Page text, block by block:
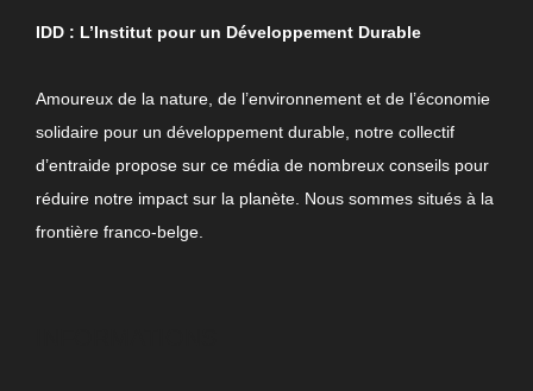
IDD : L’Institut pour un Développement Durable
Amoureux de la nature, de l’environnement et de l’économie
solidaire pour un développement durable, notre collectif
d’entraide propose sur ce média de nombreux conseils pour
réduire notre impact sur la planète. Nous sommes situés à la
frontière franco-belge.